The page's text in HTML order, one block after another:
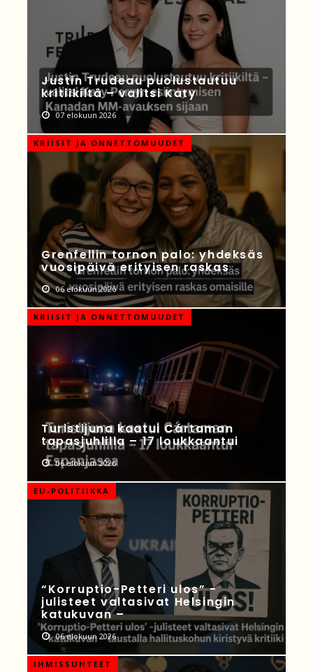
Justin Trudeau puolustautuu
kritiikiltä – valitsi Katy
07 elokuun 2026
KRIISIT JA ONNETTOMUUDET
Grenfellin tornon palo: yhdeksäs
vuosipäivä erityisen raskas
06 elokuun 2026
KRIISIT JA ONNETTOMUUDET
Turistijuna kaatui Cártaman
tapasjuhlilla – 17 loukkaantui
06 elokuun 2026
EU-POLITIIKKA
“Korruptio-Petteri ulos” -
julisteet valtasivat Helsingin
katukuvan –
06 elokuun 2026
IHMISSUHTEET